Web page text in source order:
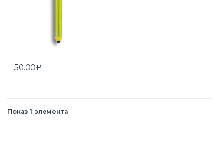
50.00Р
Показ 1 элемента